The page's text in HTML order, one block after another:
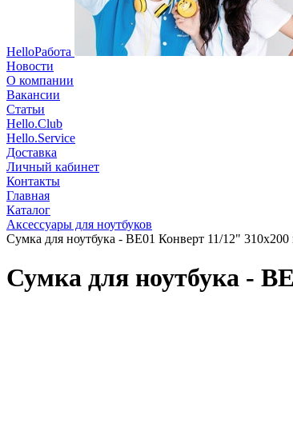
HelloРабота
Новости
О компании
Вакансии
Статьи
Hello.Club
Hello.Service
Доставка
Личный кабинет
Контакты
Главная
Каталог
Аксессуары для ноутбуков
Сумка для ноутбука - BE01 Конверт 11/12"
Сумка для ноутбука -